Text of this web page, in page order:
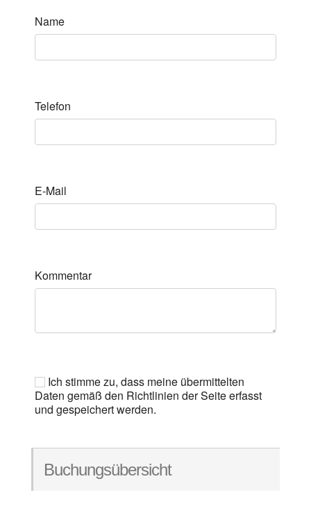
Name
Telefon
E-Mail
Kommentar
Ich stimme zu, dass meine übermittelten
Daten gemäß den Richtlinien der Seite erfasst
und gespeichert werden.
Buchungsübersicht